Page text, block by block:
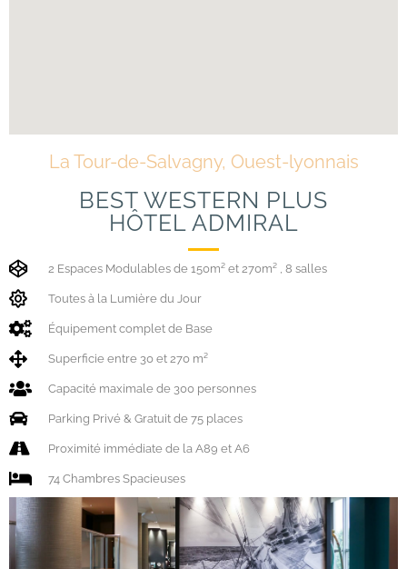
La Tour-de-Salvagny, Ouest-lyonnais
BEST WESTERN PLUS
HÔTEL ADMIRAL
2 Espaces Modulables de 150m² et 270m² , 8 salles
Toutes à la Lumière du Jour
Équipement complet de Base
Superficie entre 30 et 270 m²
Capacité maximale de 300 personnes
Parking Privé & Gratuit de 75 places
Proximité immédiate de la A89 et A6
74 Chambres Spacieuses